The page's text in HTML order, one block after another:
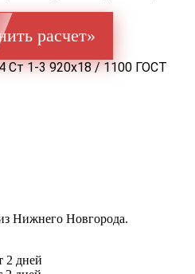
расчет»
1-3 920x18 / 1100 ГОСТ
Нижнего Новгорода.
2 дней